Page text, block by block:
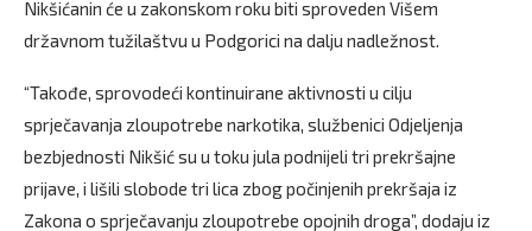
Nikšićanin će u zakonskom roku biti sproveden Višem
državnom tužilaštvu u Podgorici na dalju nadležnost.
“Takođe, sprovodeći kontinuirane aktivnosti u cilju
sprječavanja zloupotrebe narkotika, službenici Odjeljenja
bezbjednosti Nikšić su u toku jula podnijeli tri prekršajne
prijave, i lišili slobode tri lica zbog počinjenih prekršaja iz
Zakona o sprječavanju zloupotrebe opojnih droga”, dodaju iz